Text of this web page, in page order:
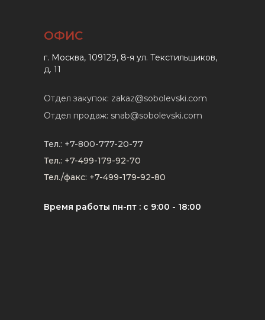
ОФИС
г. Москва, 109129, 8-я ул. Текстильщиков,
д. 11
Отдел закупок: zakaz@sobolevski.com
Тел.: +7-800-777-20-77
Отдел продаж: snab@sobolevski.com
Тел.: +7-499-179-92-70
Тел./факс: +7-499-179-92-80
Время работы пн-пт : с 9:00 - 18:00